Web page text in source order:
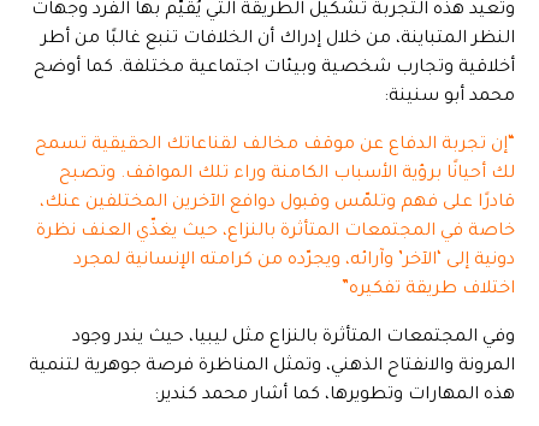
وتُعيد هذه التجربة تشكيل الطريقة التي يُقيّم بها الفرد وجهات
النظر المتباينة، من خلال إدراك أن الخلافات تنبع غالبًا من أطر
أخلاقية وتجارب شخصية وبيئات اجتماعية مختلفة. كما أوضح
محمد أبو سنينة:
“إن تجربة الدفاع عن موقف مخالف لقناعاتك الحقيقية تسمح
لك أحيانًا برؤية الأسباب الكامنة وراء تلك المواقف. وتصبح
قادرًا على فهم وتلمّس وقبول دوافع الآخرين المختلفين عنك،
خاصة في المجتمعات المتأثرة بالنزاع، حيث يغذّي العنف نظرة
دونية إلى ‘الآخر’ وآرائه، ويجرّده من كرامته الإنسانية لمجرد
اختلاف طريقة تفكيره”
وفي المجتمعات المتأثرة بالنزاع مثل ليبيا، حيث يندر وجود
المرونة والانفتاح الذهني، وتمثل المناظرة فرصة جوهرية لتنمية
هذه المهارات وتطويرها، كما أشار محمد كندير: